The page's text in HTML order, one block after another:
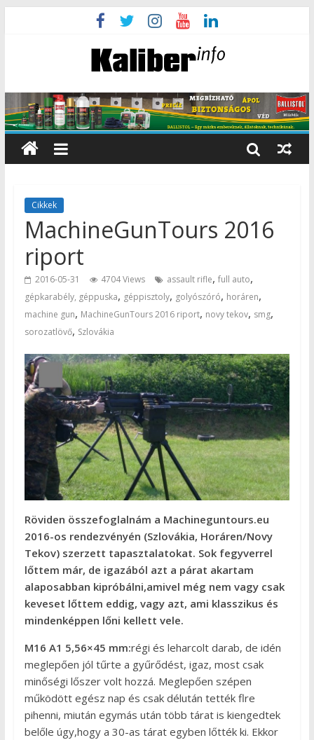
Cikkek
MachineGunTours 2016
riport
2016-05-31 4704 Views assault rifle, full auto,
gépkarabély, géppuska, géppisztoly, golyószóró, horáren,
machine gun, MachineGunTours 2016 riport, novy tekov, smg,
sorozatlövő, Szlovákia
Röviden összefoglalnám a Machineguntours.eu
2016-os rendezvényén (Szlovákia, Horáren/Novy
Tekov) szerzett tapasztalatokat. Sok fegyverrel
lőttem már, de igazából azt a párat akartam
alaposabban kipróbálni,amivel még nem vagy csak
keveset lőttem eddig, vagy azt, ami klasszikus és
mindenképpen lőni kellett vele.
M16 A1 5,56×45 mm:régi és leharcolt darab, de idén
meglepően jól tűrte a gyűrődést, igaz, most csak
minőségi lőszer volt hozzá. Meglepően szépen
működött egész nap és csak délután tették flre
pihenni, miután egymás után több tárat is kiengedtek
belőle úgy,hogy a 30-as tárat egyben lőtték ki. Ekkor